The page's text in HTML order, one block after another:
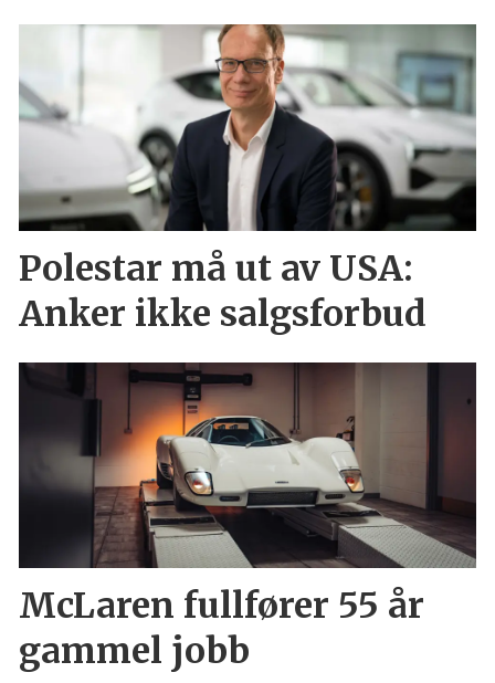
Polestar må ut av USA:
Anker ikke salgsforbud
McLaren fullfører 55 år
gammel jobb